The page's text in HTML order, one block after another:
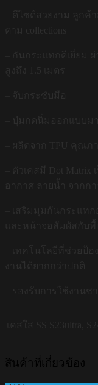
สินค้าที่เกี่ยวข้อง